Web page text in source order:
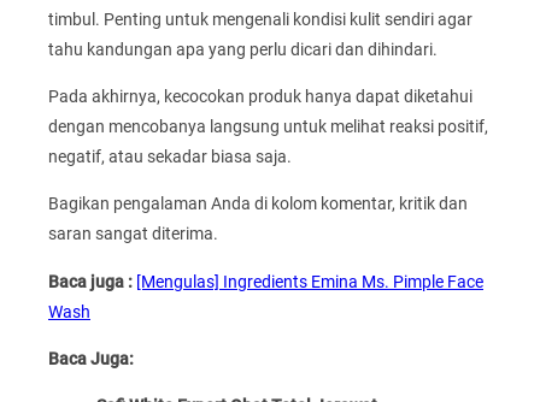
timbul. Penting untuk mengenali kondisi kulit sendiri agar
tahu kandungan apa yang perlu dicari dan dihindari.
Pada akhirnya, kecocokan produk hanya dapat diketahui
dengan mencobanya langsung untuk melihat reaksi positif,
negatif, atau sekadar biasa saja.
Bagikan pengalaman Anda di kolom komentar, kritik dan
saran sangat diterima.
Baca juga : [Mengulas] Ingredients Emina Ms. Pimple Face
Wash
Baca Juga: